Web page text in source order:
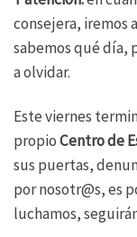
consejera, iremos
sabemos qué día,
a olvidar.
Este viernes
propioCentro de
sus puertas,
por nosotr@s, es
luchamos,